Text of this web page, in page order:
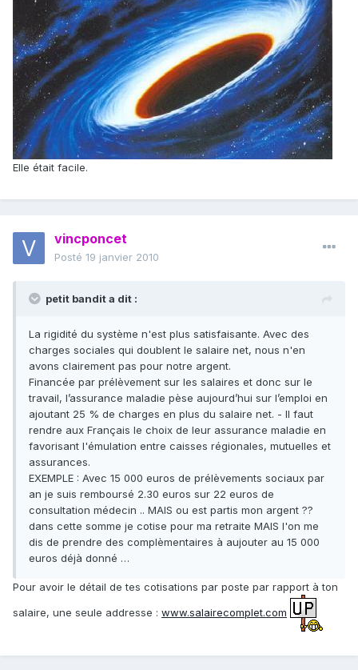
Elle était facile.
vincponcet
Posté 19 janvier 2010
petit bandit a dit :
La rigidité du système n'est plus satisfaisante. Avec des
charges sociales qui doublent le salaire net, nous n'en
avons clairement pas pour notre argent.
Financée par prélèvement sur les salaires et donc sur le
travail, l’assurance maladie pèse aujourd’hui sur l’emploi en
ajoutant 25 % de charges en plus du salaire net. - Il faut
rendre aux Français le choix de leur assurance maladie en
favorisant l'émulation entre caisses régionales, mutuelles et
assurances.
EXEMPLE : Avec 15 000 euros de prélèvements sociaux par
an je suis remboursé 2.30 euros sur 22 euros de
consultation médecin .. MAIS ou est partis mon argent ??
dans cette somme je cotise pour ma retraite MAIS l'on me
dis de prendre des complèmentaires à aujouter au 15 000
euros déjà donné …
Pour avoir le détail de tes cotisations par poste par rapport à ton
salaire, une seule addresse : www.salairecomplet.com